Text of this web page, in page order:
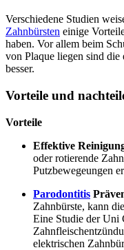
Verschiedene Studien
Zahnbürsten einige
haben. Vor allem beim
von Plaque liegen sind die
besser.
Vorteile und
Vorteile
Effektive
oder rotierende
Putzbewegeungen
Parodontitis
Zahnbürste, kann
Eine Studie der Uni
elektrischen